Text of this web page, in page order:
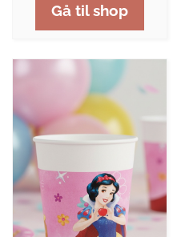
Gå til shop